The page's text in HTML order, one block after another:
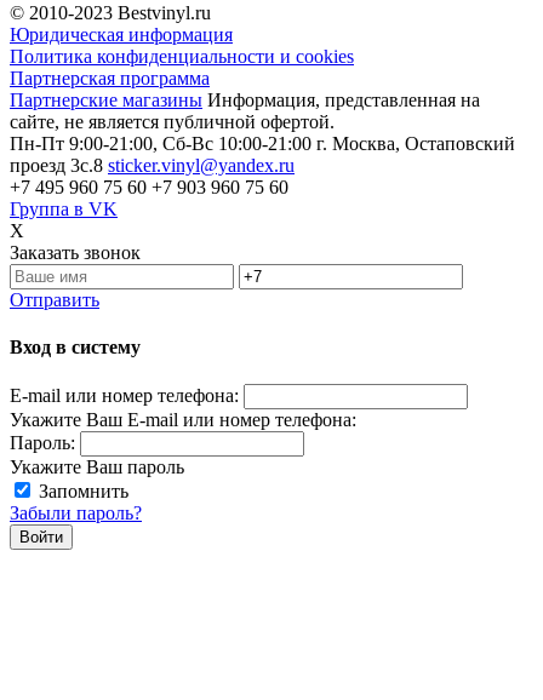
© 2010-2023 Bestvinyl.ru
Юридическая информация
Политика конфиденциальности и cookies
Партнерская программа
Партнерские магазины Информация, представленная на
сайте, не является публичной офертой.
Пн-Пт 9:00-21:00, Сб-Вс 10:00-21:00 г. Москва, Остаповский
проезд 3с.8 sticker.vinyl@yandex.ru
+7 495 960 75 60 +7 903 960 75 60
Группа в VK
X
Заказать звонок
Отправить
Вход в систему
E-mail или номер телефона:
Укажите Ваш E-mail или номер телефона:
Пароль:
Укажите Ваш пароль
Запомнить
Забыли пароль?